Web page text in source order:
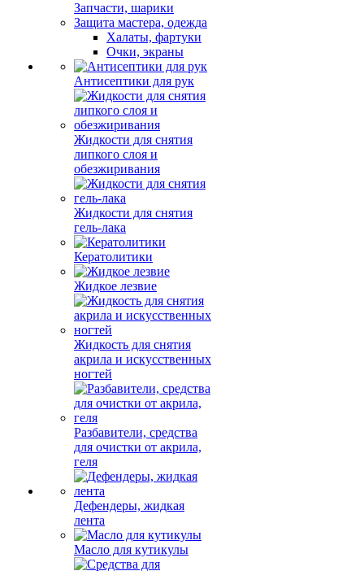
Запчасти, шарики
Защита мастера, одежда
Халаты, фартуки
Очки, экраны
Антисептики для рук
Жидкости для снятия
липкого слоя и
обезжиривания
Жидкости для снятия
гель-лака
Кератолитики
Жидкое лезвие
Жидкость для снятия
акрила и искусственных
ногтей
Разбавители, средства
для очистки от акрила,
геля
Дефендеры, жидкая
лента
Масло для кутикулы